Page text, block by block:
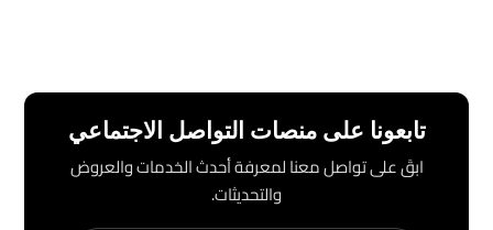
تابعونا على منصات التواصل الاجتماعي
ابقَ على تواصل معنا لمعرفة أحدث الخدمات والعروض
والتحديثات.